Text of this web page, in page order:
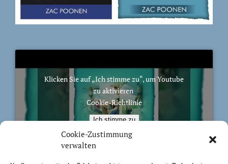
Cookie-Zustimmung
verwalten
Klicken Sie auf „Ich stimme zu“, um Youtube
zu aktivieren
Cookie-Richtlinie
Ich stimme zu